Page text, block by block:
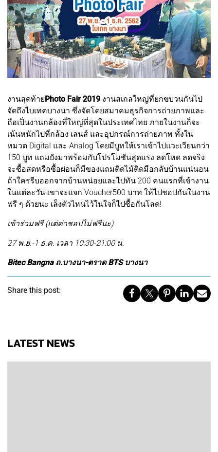
งานสุดท้ายPhoto Fair 2019 งานสเกลใหญ่ที่ยกขบวนกันไป
จัดถึงไบเทคบางนา ซึ่งจัดโดยสมาคมธุรกิจการถ่ายภาพและ
ถือเป็นงานกล้องที่ใหญ่ที่สุดในประเทศไทย ภายในงานก็จะ
เน้นหนักไปที่กล้อง เลนส์ และอุปกรณ์การถ่ายภาพ ทั้งใน
หมวด Digital และ Analog โดยมีบูทให้เราเข้าไปแวะเวียนกว่า
150 บูท แถมยังมาพร้อมกับโปรโมชันสุดแรง ลดโหด ลดจริง
จะซื้อสดหรือซื้อผ่อนก็มีของแถมติดไม้ติดมือกลับบ้านแน่นอน
ถ้าใครรีบออกจากบ้านหน่อยและไปทัน 200 คนแรกที่เข้างาน
ในแต่ละวัน เขาจะแจก Voucher500 บาท ให้ไปชอปกันในงาน
ฟรี ๆ ด้วยนะ เล็งตัวไหนไว้ในใจก็ไปซื้อกันโลด!
เข้าร่วมฟรี (แต่ค่าชอปไม่ฟรีนะ)
27 พ.ย.-1 ธ.ค. เวลา 10:30-21:00 น.
Bitec Bangna ถ.บางนา-ตราด BTS บางนา
Share this post:
LATEST NEWS